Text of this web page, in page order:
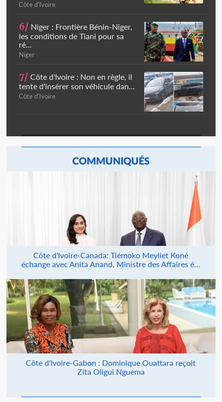
Côte d'Ivoire
6/ Niger : Frontière Bénin-Niger,
les conditions de Tiani pour sa
ré...
Niger
7/ Côte d'Ivoire : Non en règle, il
tente d'insérer son véhicule dan...
Côte d'Ivoire
COMMUNIQUÉS
Côte d'Ivoire-Canada: Tiémoko Meyliet Koné
échange avec Anita Anand, Ministre des Affaires é...
Côte d'Ivoire-Gabon : Dominique Ouattara reçoit
Zita Oligui Nguema